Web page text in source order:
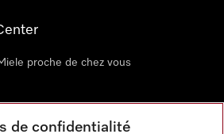
proche de chez vous
de confidentialité